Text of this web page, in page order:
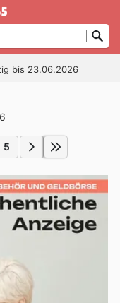
bis 23.06.2026
5